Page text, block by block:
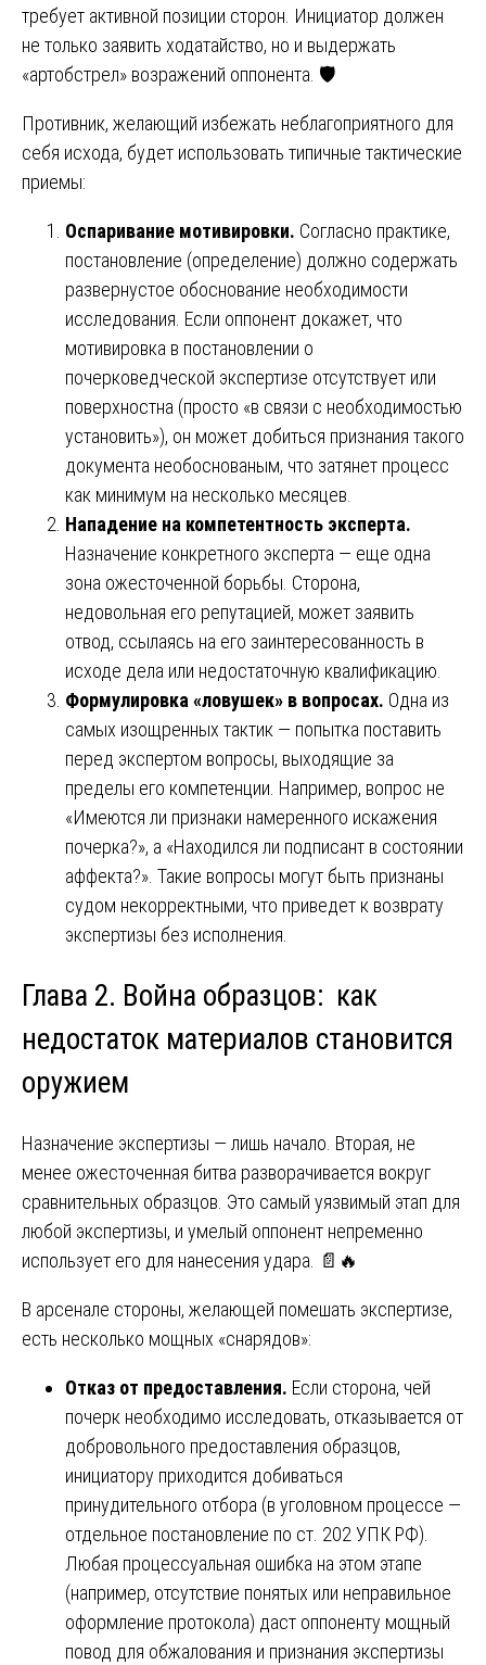
требует активной позиции сторон. Инициатор должен
не только заявить ходатайство, но и выдержать
«артобстрел» возражений оппонента. 🛡️
Противник, желающий избежать неблагоприятного для
себя исхода, будет использовать типичные тактические
приемы:
Оспаривание мотивировки. Согласно практике,
постановление (определение) должно содержать
развернустое обоснование необходимости
исследования. Если оппонент докажет, что
мотивировка в постановлении о
почерковедческой экспертизе отсутствует или
поверхностна (просто «в связи с необходимостью
установить»), он может добиться признания такого
документа необоснованым, что затянет процесс
как минимум на несколько месяцев.
Нападение на компетентность эксперта.
Назначение конкретного эксперта — еще одна
зона ожесточенной борьбы. Сторона,
недовольная его репутацией, может заявить
отвод, ссылаясь на его заинтересованность в
исходе дела или недостаточную квалификацию.
Формулировка «ловушек» в вопросах. Одна из
самых изощренных тактик — попытка поставить
перед экспертом вопросы, выходящие за
пределы его компетенции. Например, вопрос не
«Имеются ли признаки намеренного искажения
почерка?», а «Находился ли подписант в состоянии
аффекта?». Такие вопросы могут быть признаны
судом некорректными, что приведет к возврату
экспертизы без исполнения.
Глава 2. Война образцов: как
недостаток материалов становится
оружием
Назначение экспертизы — лишь начало. Вторая, не
менее ожесточенная битва разворачивается вокруг
сравнительных образцов. Это самый уязвимый этап для
любой экспертизы, и умелый оппонент непременно
использует его для нанесения удара. 📄🔥
В арсенале стороны, желающей помешать экспертизе,
есть несколько мощных «снарядов»:
Отказ от предоставления. Если сторона, чей
почерк необходимо исследовать, отказывается от
добровольного предоставления образцов,
инициатору приходится добиваться
принудительного отбора (в уголовном процессе —
отдельное постановление по ст. 202 УПК РФ).
Любая процессуальная ошибка на этом этапе
(например, отсутствие понятых или неправильное
оформление протокола) даст оппоненту мощный
повод для обжалования и признания экспертизы